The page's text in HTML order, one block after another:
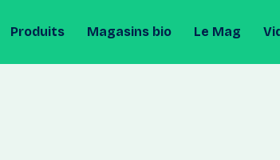
Produits Magasins bio Le Mag